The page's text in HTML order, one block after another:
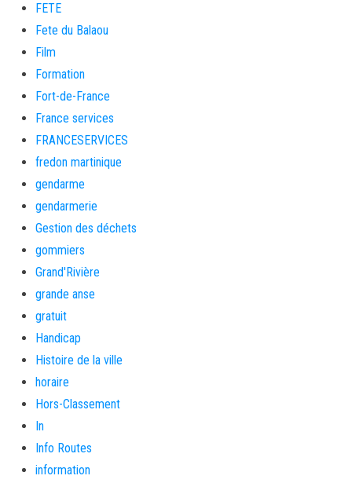
FETE
Fete du Balaou
Film
Formation
Fort-de-France
France services
FRANCESERVICES
fredon martinique
gendarme
gendarmerie
Gestion des déchets
gommiers
Grand'Rivière
grande anse
gratuit
Handicap
Histoire de la ville
horaire
Hors-Classement
In
Info Routes
information